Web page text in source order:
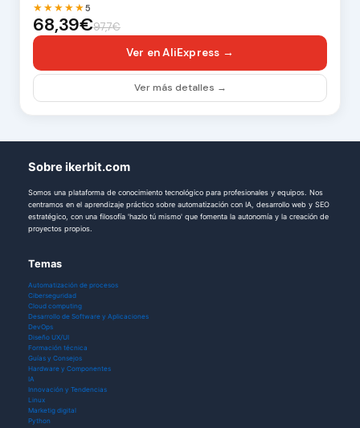
★★★★★5
68,39€97,7€
Ver en AliExpress →
Ver más detalles →
Sobre ikerbit.com
Somos una plataforma de conocimiento tecnológico para profesionales y equipos. Nos
centramos en el aprendizaje práctico sobre automatización con IA, desarrollo web y SEO
estratégico, con una filosofía 'hazlo tú mismo' que fomenta la autonomía y la creación de
proyectos propios.
Temas
Automatización de procesos
Ciberseguridad
Cloud computing
Desarrollo de Software y Aplicaciones
DevOps
Diseño UX/UI
Formación técnica
Guías y Consejos
Hardware y Componentes
IA
Innovación y Tendencias
Linux
Marketig digital
Python